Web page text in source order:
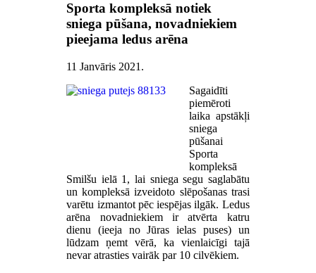
Sporta kompleksā notiek
sniega pūšana, novadniekiem
pieejama ledus arēna
11 Janvāris 2021 .
Sagaidīti
piemēroti
laika apstākļi
sniega
pūšanai
Sporta
kompleksā
Smilšu ielā 1, lai sniega segu saglabātu
un kompleksā izveidoto slēpošanas trasi
varētu izmantot pēc iespējas ilgāk. Ledus
arēna novadniekiem ir atvērta katru
dienu (ieeja no Jūras ielas puses) un
lūdzam ņemt vērā, ka vienlaicīgi tajā
nevar atrasties vairāk par 10 cilvēkiem.